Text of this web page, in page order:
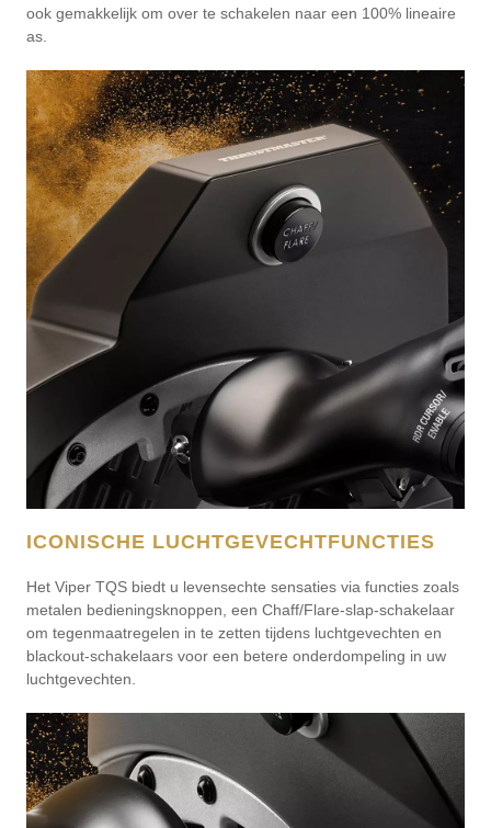
ook gemakkelijk om over te schakelen naar een 100% lineaire
as.
ICONISCHE LUCHTGEVECHTFUNCTIES
Het Viper TQS biedt u levensechte sensaties via functies zoals
metalen bedieningsknoppen, een Chaff/Flare-slap-schakelaar
om tegenmaatregelen in te zetten tijdens luchtgevechten en
blackout-schakelaars voor een betere onderdompeling in uw
luchtgevechten.